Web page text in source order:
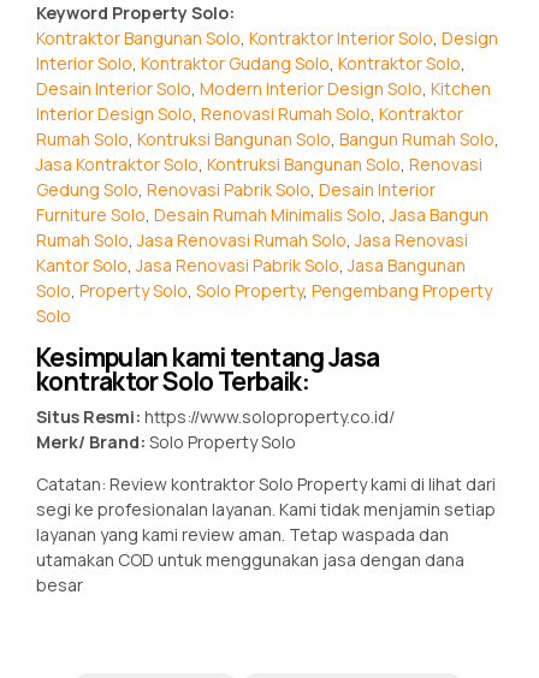
Keyword Property Solo:
Kontraktor Bangunan Solo, Kontraktor Interior Solo, Design
Interior Solo, Kontraktor Gudang Solo, Kontraktor Solo,
Desain Interior Solo, Modern Interior Design Solo, Kitchen
Interior Design Solo, Renovasi Rumah Solo, Kontraktor
Rumah Solo, Kontruksi Bangunan Solo, Bangun Rumah Solo,
Jasa Kontraktor Solo, Kontruksi Bangunan Solo, Renovasi
Gedung Solo, Renovasi Pabrik Solo, Desain Interior
Furniture Solo, Desain Rumah Minimalis Solo,Jasa Bangun
Rumah Solo, Jasa Renovasi Rumah Solo,Jasa Renovasi
Kantor Solo,Jasa Renovasi Pabrik Solo,Jasa Bangunan
Solo, Property Solo, Solo Property, Pengembang Property
Solo
Kesimpulan kami tentang Jasa
kontraktor Solo Terbaik:
Situs Resmi: https://www.soloproperty.co.id/
Merk/ Brand: Solo Property Solo
Catatan: Review kontraktor Solo Property kami di lihat dari
segi ke profesionalan layanan. Kami tidak menjamin setiap
layanan yang kami review aman. Tetap waspada dan
utamakan COD untuk menggunakan jasa dengan dana
besar